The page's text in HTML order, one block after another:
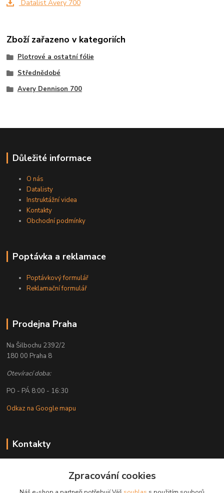
Datalist Avery 700
Zboží zařazeno v kategoriích
Plotrové a ostatní fólie
Střednědobé
Avery Dennison 700
Důležité informace
O nás
Datalisty
Instruktážní videa
Kontakty
Obchodní podmínky
Poptávka a reklamace
Poptávkový formulář
Reklamační formulář
Prodejna Praha
Na Šilbochu 2392/2
180 00 Praha 8
Otevírací doba:
PO - PÁ 8:00 - 16:30
Odkaz na Google mapu
Kontakty
+ 420 608 777 028
Zpracování cookies